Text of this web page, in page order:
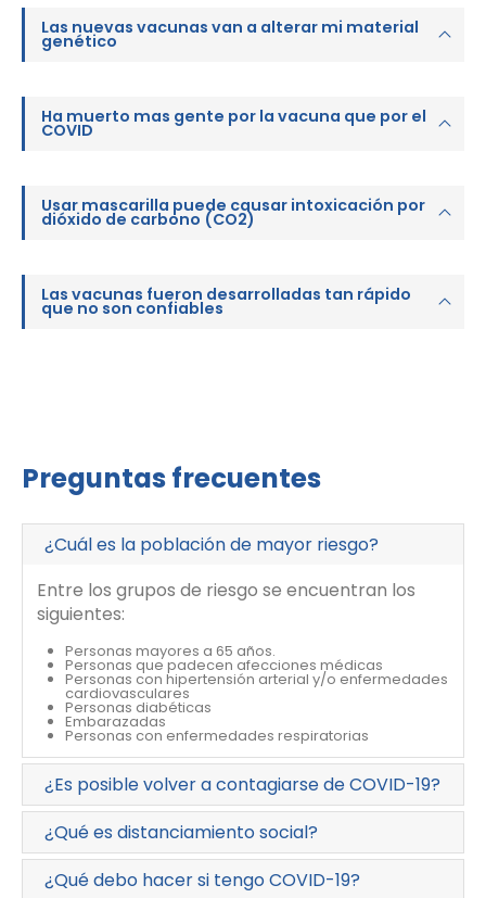
Las nuevas vacunas van a alterar mi material
genético
Ha muerto mas gente por la vacuna que por el
COVID
Usar mascarilla puede causar intoxicación por
dióxido de carbono (CO2)
Las vacunas fueron desarrolladas tan rápido
que no son confiables
Preguntas frecuentes
¿Cuál es la población de mayor riesgo?
Entre los grupos de riesgo se encuentran los
siguientes:
Personas mayores a 65 años.
Personas que padecen afecciones médicas
Personas con hipertensión arterial y/o enfermedades
cardiovasculares
Personas diabéticas
Embarazadas
Personas con enfermedades respiratorias
¿Es posible volver a contagiarse de COVID-19?
¿Qué es distanciamiento social?
¿Qué debo hacer si tengo COVID-19?